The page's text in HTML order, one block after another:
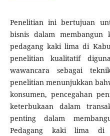
Penelitian ini bertujuan
bisnis dalam membangun
pedagang kaki lima di
penelitian kualitatif
wawancara sebagai
penelitian menunjukkan
konsumen, pencegahan
keterbukaan dalam
penting dalam
Pedagang kaki lima di